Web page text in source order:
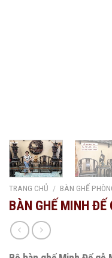
TRANG CHỦ / BÀN GHẾ
BÀN GHẾ MINH ĐẾ